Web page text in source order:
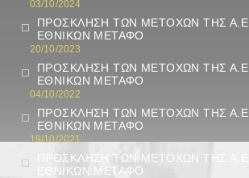
03/10/2024
ΠΡΟΣΚΛΗΣΗ ΤΩΝ ΜΕΤΟΧΩΝ ΤΗΣ Α.Ε.
ΕΘΝΙΚΩΝ ΜΕΤΑΦΟ
20/10/2023
ΠΡΟΣΚΛΗΣΗ ΤΩΝ ΜΕΤΟΧΩΝ ΤΗΣ Α.Ε.
ΕΘΝΙΚΩΝ ΜΕΤΑΦΟ
04/10/2022
ΠΡΟΣΚΛΗΣΗ ΤΩΝ ΜΕΤΟΧΩΝ ΤΗΣ Α.Ε.
ΕΘΝΙΚΩΝ ΜΕΤΑΦΟ
19/10/2021
ΠΡΟΣΚΛΗΣΗ ΤΩΝ ΜΕΤΟΧΩΝ ΤΗΣ Α.Ε.
ΕΘΝΙΚΩΝ ΜΕΤΑΦΟ